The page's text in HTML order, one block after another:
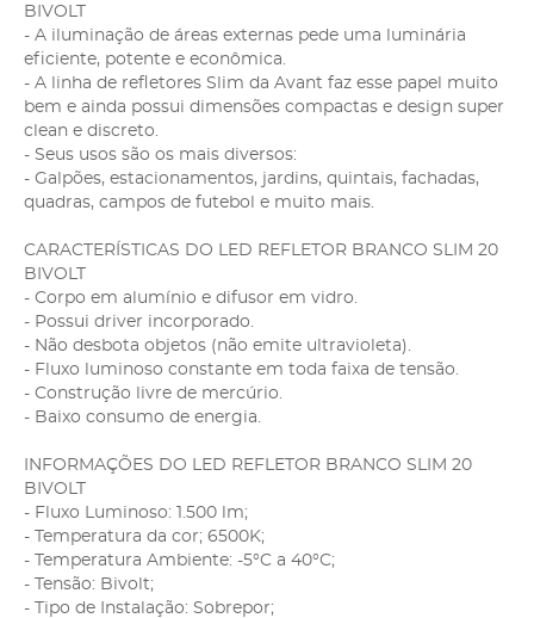
BIVOLT
- A iluminação de áreas externas pede uma luminária
eficiente, potente e econômica.
- A linha de refletores Slim da Avant faz esse papel muito
bem e ainda possui dimensões compactas e design super
clean e discreto.
- Seus usos são os mais diversos:
- Galpões, estacionamentos, jardins, quintais, fachadas,
quadras, campos de futebol e muito mais.
CARACTERÍSTICAS DO LED REFLETOR BRANCO SLIM 20
BIVOLT
- Corpo em alumínio e difusor em vidro.
- Possui driver incorporado.
- Não desbota objetos (não emite ultravioleta).
- Fluxo luminoso constante em toda faixa de tensão.
- Construção livre de mercúrio.
- Baixo consumo de energia.
INFORMAÇÕES DO LED REFLETOR BRANCO SLIM 20
BIVOLT
- Fluxo Luminoso: 1.500 lm;
- Temperatura da cor; 6500K;
- Temperatura Ambiente: -5°C a 40°C;
- Tensão: Bivolt;
- Tipo de Instalação: Sobrepor;